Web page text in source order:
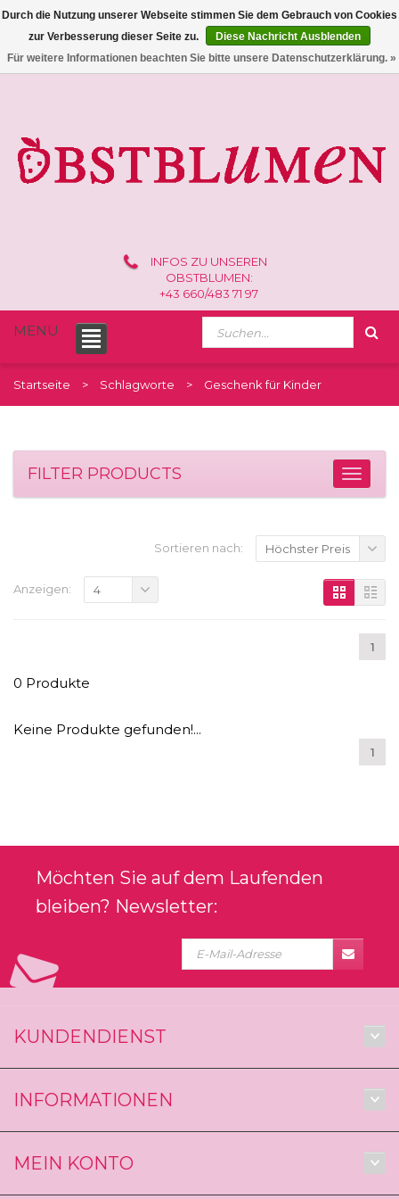
0 / €0,00
INFOS ZU UNSEREN
OBSTBLUMEN:
+43 660/483 71 97
MENU
Startseite Schlagworte Geschenk für Kinder
FILTER PRODUCTS
Sortieren nach: Höchster Preis
1
Anzeigen: 4
0 Produkte
Keine Produkte gefunden!...
1
Möchten Sie auf dem Laufenden
bleiben? Newsletter:
KUNDENDIENST
INFORMATIONEN
MEIN KONTO
Durch die Nutzung unserer Webseite stimmen Sie dem Gebrauch von Cookies
zur Verbesserung dieser Seite zu.
Diese Nachricht Ausblenden
Für weitere Informationen beachten Sie bitte unsere Datenschutzerklärung. »